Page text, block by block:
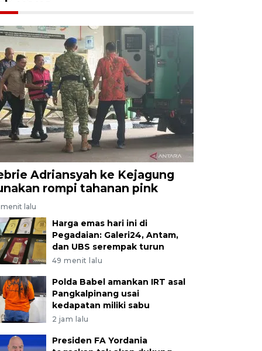
Adriansyah ke Kejagung
rompi tahanan pink
lalu
Harga emas hari ini di
Pegadaian: Galeri24, Antam,
dan UBS serempak turun
49 menit lalu
Polda Babel amankan IRT asal
Pangkalpinang usai
kedapatan miliki sabu
2 jam lalu
Presiden FA Yordania